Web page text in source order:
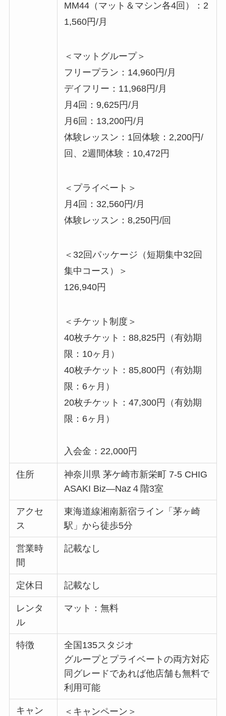
MM44（マット＆マシン各4回）：2
1,560円/月
＜マットグループ＞
フリープラン：14,960円/月
デイフリー：11,968円/月
月4回：9,625円/月
月6回：13,200円/月
体験レッスン：1回体験：2,200円/
回、2週間体験：10,472円
＜プライベート＞
月4回：32,560円/月
体験レッスン：8,250円/回
＜32回パッケージ（短期集中32回
集中コース）＞
126,940円
＜チケット制度＞
40枚チケット：88,825円（有効期
限：10ヶ月）
40枚チケット：85,800円（有効期
限：6ヶ月）
20枚チケット：47,300円（有効期
限：6ヶ月）
入会金：22,000円
住所
神奈川県 茅ケ崎市新栄町 7-5 CHIG
ASAKI Biz―Naz４階3室
アクセ
ス
東海道線湘南新宿ライン「茅ヶ崎
駅」から徒歩5分
営業時
間
記載なし
定休日 記載なし
レンタ
ル
マット：無料
特徴
全国135スタジオ
グループとプライベートの両方対応
同グレードであれば他店舗も無料で
利用可能
キャン ＜キャンペーン＞